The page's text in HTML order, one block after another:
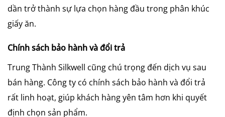
dần trở thành sự lựa chọn hàng đầu trong phân khúc
giấy ăn.
Chính sách bảo hành và đổi trả
Trung Thành Silkwell cũng chú trọng đến dịch vụ sau
bán hàng. Công ty có chính sách bảo hành và đổi trả
rất linh hoạt, giúp khách hàng yên tâm hơn khi quyết
định chọn sản phẩm.